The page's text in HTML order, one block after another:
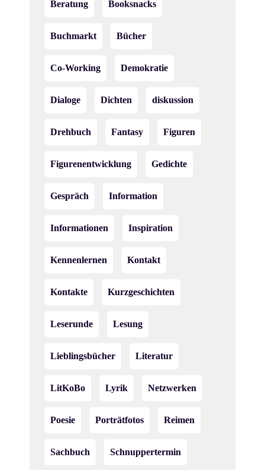
Beratung Booksnacks
Buchmarkt Bücher
Co-Working Demokratie
Dialoge Dichten diskussion
Drehbuch Fantasy Figuren
Figurenentwicklung Gedichte
Gespräch Information
Informationen Inspiration
Kennenlernen Kontakt
Kontakte Kurzgeschichten
Leserunde Lesung
Lieblingsbücher Literatur
LitKoBo Lyrik Netzwerken
Poesie Porträtfotos Reimen
Sachbuch Schnuppertermin